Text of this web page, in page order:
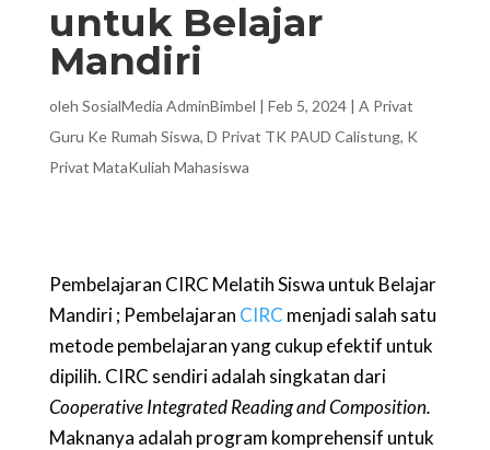
untuk Belajar
Mandiri
oleh SosialMedia AdminBimbel | Feb 5, 2024| A Privat
Guru Ke Rumah Siswa, D Privat TK PAUD Calistung, K
Privat MataKuliah Mahasiswa
Pembelajaran CIRC Melatih Siswa untuk Belajar
Mandiri ; Pembelajaran CIRC menjadi salah satu
metode pembelajaran yang cukup efektif untuk
dipilih. CIRC sendiri adalah singkatan dari
Cooperative Integrated Reading and Composition.
Maknanya adalah program komprehensif untuk